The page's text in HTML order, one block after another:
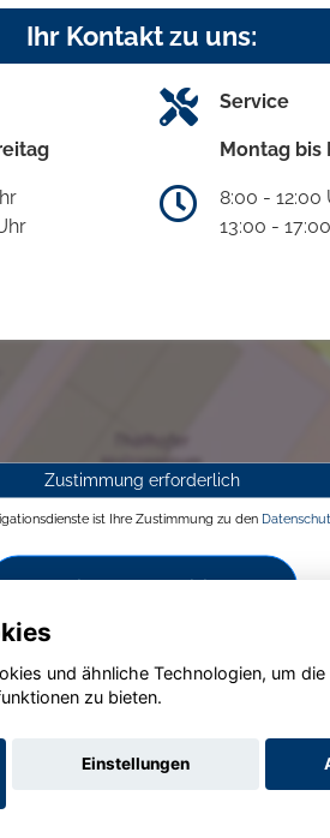
Ihr Kontakt zu uns:
Service
Montag bis
8:00 - 12:00
13:00 -
Zustimmung erforderlich
ist Ihre Zustimmung zu den
Zustimmen und aktivieren
und ähnliche Technologien, um
zu bieten.
Einstellungen